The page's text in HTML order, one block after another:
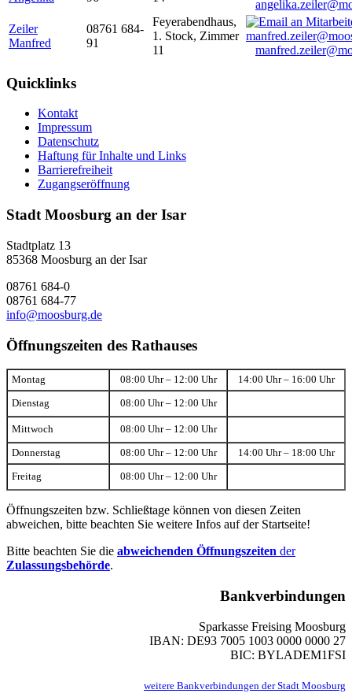
Zeiler
Manfred
08761 684-
91
Feyerabendhaus,
1. Stock, Zimmer
11
Quicklinks
Kontakt
Impressum
Datenschutz
Haftung für Inhalte und Links
Barrierefreiheit
Zugangseröffnung
Stadt Moosburg an der Isar
Stadtplatz 13
85368 Moosburg an der Isar
08761 684-0
08761 684-77
info@moosburg.de
Öffnungszeiten des Rathauses
Montag 08:00 Uhr – 12:00 Uhr 14:00 Uhr – 16:00 Uhr
Dienstag 08:00 Uhr – 12:00 Uhr
Mittwoch 08:00 Uhr – 12:00 Uhr
Donnerstag 08:00 Uhr – 12:00 Uhr 14:00 Uhr – 18:00 Uhr
Freitag 08:00 Uhr – 12:00 Uhr
Öffnungszeiten bzw. Schließtage können von diesen Zeiten
abweichen, bitte beachten Sie weitere Infos auf der Startseite!
Bitte beachten Sie die abweichenden Öffnungszeiten der
Zulassungsbehörde.
Bankverbindungen
Sparkasse Freising Moosburg
IBAN: DE93 7005 1003 0000 0000 27
BIC: BYLADEM1FSI
weitere Bankverbindungen der Stadt Moosburg